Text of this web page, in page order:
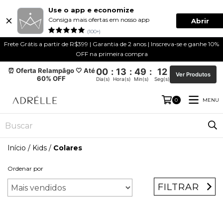
Use o app e economize
Consiga mais ofertas em nosso app
(100+)
Abrir
Frete Grátis a partir de R$399 | Garantia de 2 anos | Inscreva-se e ganhe 10%
OFF na primeira compra
⏰ Oferta Relampâgo 🤍 Até
60% OFF
00 : 13 : 49 : 12
Dia(s) Hora(s) Min(s) Seg(s)
Ver Produtos
0 MENU
Início / Kids / Colares
Ordenar por
FILTRAR